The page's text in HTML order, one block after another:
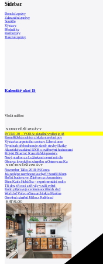
Sidebar
Domácí zprávy
Zahraniční zprávy
Soutěže
Výstavy
Přednášky
Rozhovory
Tiskové zprávy
Kalendář akcí 15
Vložit událost
NEJNOVĚJŠÍ ZPRÁVY
INTRO 30 – VODA: aktuální vydání je již
Kroměřížská radnice získala stavební pov
Výstavba urgentního centra v Liberci ome
Nymburk přehodnocuje záměr stavby školky
Akustické zasklení IZOS s ověřenými hodnotami
Projekt Blueriot: Kancelářské prostory
Nový stadion za Lužánkami nesmí mít dle
Obnova loveckého zámečku u Ostrova na Ka
NEJČTENĚJŠÍ ZPRÁVY
November Talks 2018: M.Corea
Jak nejlépe navrhnout kuchyň? Soutěž Blum
Hořící budova ve Zlíně se na dvou místec
Dům Karla Hubáčka – experimentální rodin
Tři dny, tři noci a tři vily v záři světel
Kolín připravuje centrum sociálních služ
World of Volvo očima architekta Martina
Otevření náměstí Jiřího z Poděbrad
KATALOG